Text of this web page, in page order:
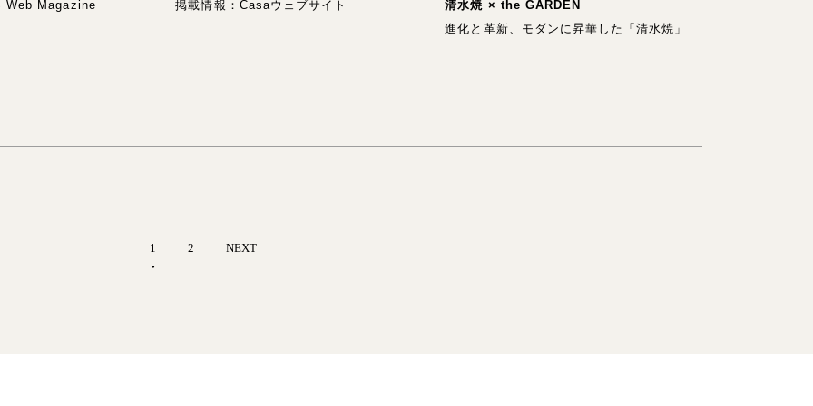
Web Magazine 掲載情報：Casaウェブサイト
清水焼 × the GARDEN
進化と革新、モダンに昇華した「清水焼」
1 2 NEXT